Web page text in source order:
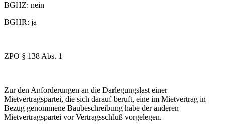
BGHZ: nein
BGHR: ja
ZPO § 138 Abs. 1
Zur den Anforderungen an die Darlegungslast einer
Mietvertragspartei, die sich darauf beruft, eine im Mietvertrag in
Bezug genommene Baubeschreibung habe der anderen
Mietvertragspartei vor Vertragsschluß vorgelegen.